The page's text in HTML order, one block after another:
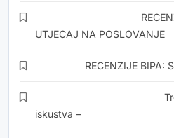
UTJECAJ NA POSLOVANJE
RECENZIJE BIPA:
iskustva –